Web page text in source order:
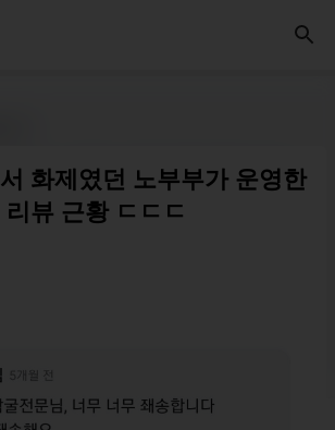
화제였던 노부부가 운영한
뷰 근황 ㄷㄷㄷ